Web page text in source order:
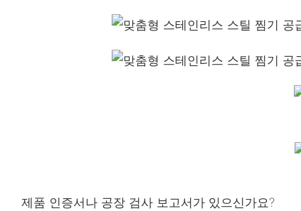
제품 인증서나 공장 검사 보고서가 있으신가요?